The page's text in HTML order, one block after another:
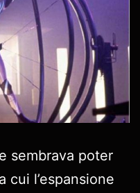
sembrava poter
cui l’espansione